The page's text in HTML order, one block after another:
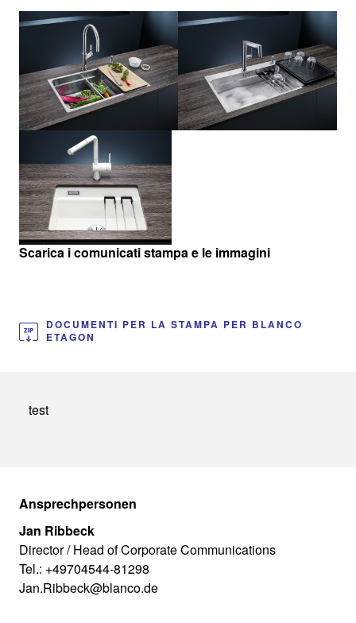
Scarica i comunicati stampa e le immagini
DOCUMENTI PER LA STAMPA PER BLANCO
ETAGON
test
Ansprechpersonen
Jan Ribbeck
Director / Head of Corporate Communications
Tel.: +49704544-81298
Jan.Ribbeck@blanco.de